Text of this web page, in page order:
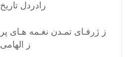
رادردل تاریخ
ز ژرفـای تمـدن نغـمه هـای پر
ز الهامی